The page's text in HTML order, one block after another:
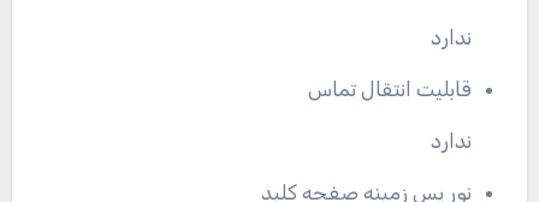
ندارد
قابلیت انتقال تماس
ندارد
نور پس زمینه صفحه کلید